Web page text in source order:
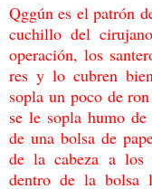
Qggún es el patrón
cuchillo del
operación, los
res y lo cubren
sopla un poco de
se le sopla humo
de una bolsa de
de la cabeza a los
dentro de la bolsa